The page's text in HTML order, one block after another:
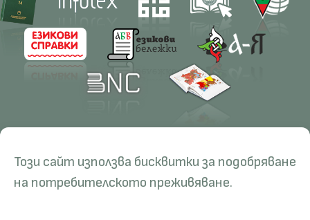
Този сайт използва бисквитки за подобряване
на потребителското преживяване.
Management Projects
Education Resources